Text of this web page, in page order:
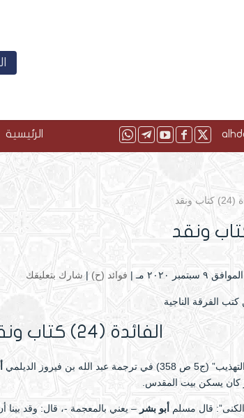
الرئيسية
ونقد
فوائد (ح) | شارك بتعليقك
الفرقة الناجية
الفائدة (24) كتاب ونقد
بن فيروز الديلمي
كان يسكن بيت المقدس.
قال مسلم أبو بشر – يعني بالمعجمة -، قال: وقد